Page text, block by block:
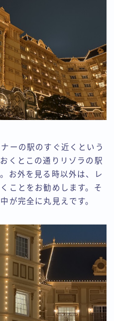
ーの駅のすぐ近くという
くとこの通りリゾラの駅
お外を見る時以外は、レ
ことをお勧めします。そ
が完全に丸見えです。